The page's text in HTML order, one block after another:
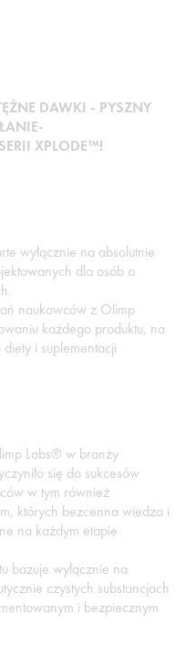
DAWKI - PYSZNY
XPLODE™!
wyłącznie na absolutnie
dla osób o
naukowców z Olimp
każdego produktu, na
i suplementacji
Labs® w branży
się do sukcesów
w tym również
których bezcenna wiedza i
na każdym etapie
bazuje wyłącznie na
czystych substancjach
i bezpiecznym